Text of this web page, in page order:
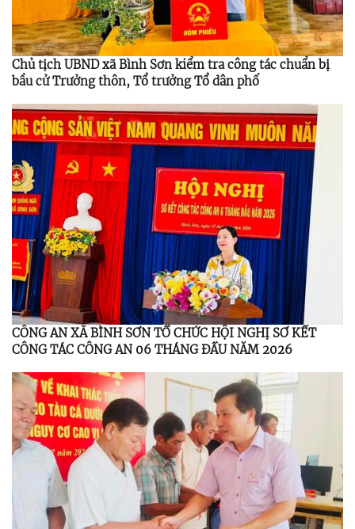
Chủ tịch UBND xã Bình Sơn kiểm tra công tác chuẩn bị
bầu cử Trưởng thôn, Tổ trưởng Tổ dân phố
CÔNG AN XÃ BÌNH SƠN TỔ CHỨC HỘI NGHỊ SƠ KẾT
CÔNG TÁC CÔNG AN 06 THÁNG ĐẦU NĂM 2026